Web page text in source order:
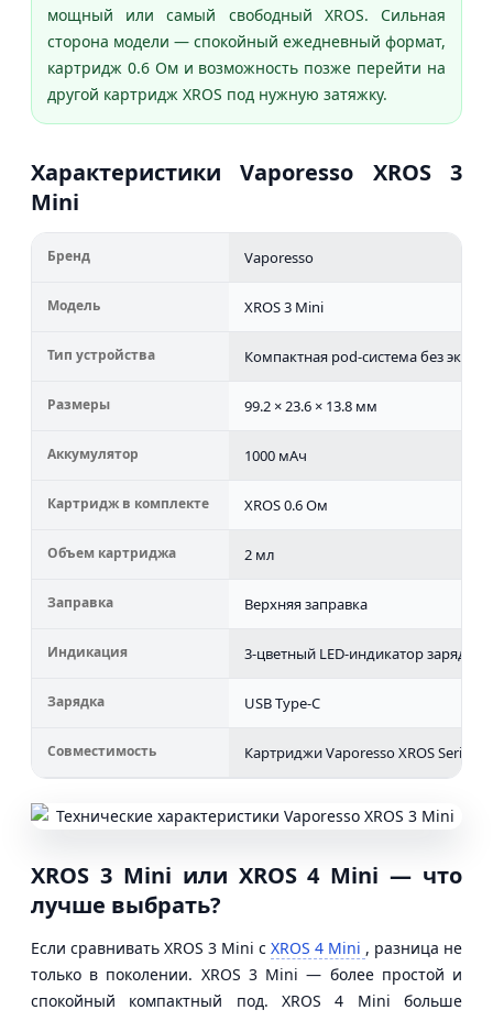
мощный или самый свободный XROS. Сильная
сторона модели — спокойный ежедневный формат,
картридж 0.6 Ом и возможность позже перейти на
другой картридж XROS под нужную затяжку.
Характеристики Vaporesso XROS 3
Mini
Бренд Vaporesso
Модель XROS 3 Mini
Тип устройства Компактная pod-система без экрана
Размеры 99.2 × 23.6 × 13.8 мм
Аккумулятор 1000 мАч
Картридж в комплекте XROS 0.6 Ом
Объем картриджа 2 мл
Заправка Верхняя заправка
Индикация 3-цветный LED-индикатор заряда
Зарядка USB Type-C
Совместимость Картриджи Vaporesso XROS Series
XROS 3 Mini или XROS 4 Mini — что
лучше выбрать?
Если сравнивать XROS 3 Mini с XROS 4 Mini , разница не
только в поколении. XROS 3 Mini — более простой и
спокойный компактный под. XROS 4 Mini больше